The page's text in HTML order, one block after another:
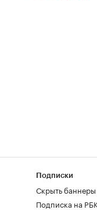
Подписки
Скрыть
Подписка на